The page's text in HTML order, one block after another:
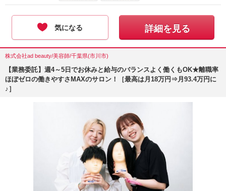
気になる 詳細を見る
株式会社ad beauty/美容師/千葉県(市川市)
【業務委託】週4～5日でお休みと給与のバランスよく働くもOK★離職率
ほぼゼロの働きやすさMAXのサロン！［最高は月18万円⇒月93.4万円に
♪］